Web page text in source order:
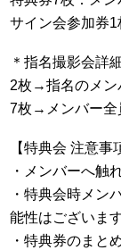
サイン会参加券
＊指名撮影会詳
2枚→指名のメン
7枚→メンバー全
【特典会 注意事
・メンバーへ触
・特典会時メン
能性はございます
・特典券のまと